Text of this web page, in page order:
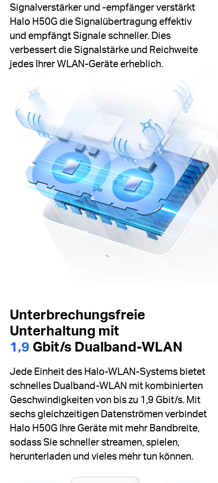
Signalverstärker und -empfänger verstärkt
Halo H50G die Signalübertragung effektiv
und empfängt Signale schneller. Dies
verbessert die Signalstärke und Reichweite
jedes Ihrer WLAN-Geräte erheblich.
Unterbrechungsfreie
Unterhaltung mit
1,9 Gbit/s Dualband-WLAN
Jede Einheit des Halo-WLAN-Systems bietet
schnelles Dualband-WLAN mit kombinierten
Geschwindigkeiten von bis zu 1,9 Gbit/s. Mit
sechs gleichzeitigen Datenströmen verbindet
Halo H50G Ihre Geräte mit mehr Bandbreite,
sodass Sie schneller streamen, spielen,
herunterladen und vieles mehr tun können.